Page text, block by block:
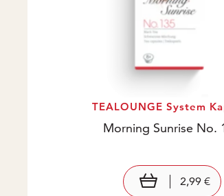
TEALOUNGE System
Morning Sunrise No.
In den
2,99 €